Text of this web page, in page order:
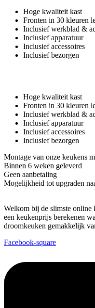
Hoge kwaliteit kast
Fronten in 30 kleuren
Inclusief werkblad &
Inclusief apparatuur
Inclusief accessoires
Inclusief bezorgen
Hoge kwaliteit kast
Fronten in 30 kleuren
Inclusief werkblad &
Inclusief apparatuur
Inclusief accessoires
Inclusief bezorgen
Montage van onze keukens
Binnen 6 weken geleverd
Geen aanbetaling
Mogelijkheid tot upgraden
Welkom bij de slimste
een keukenprijs berekenen
droomkeuken gemakkelijk
Facebook-square